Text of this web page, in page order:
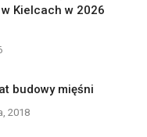
w Kielcach w 2026
budowy mięśni
2018